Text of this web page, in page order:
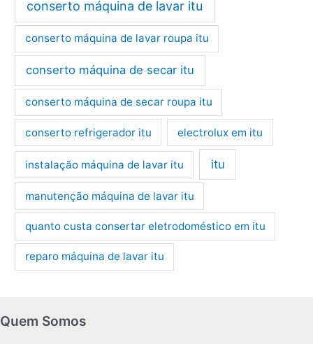
conserto máquina de lavar itu
conserto máquina de lavar roupa itu
conserto máquina de secar itu
conserto máquina de secar roupa itu
conserto refrigerador itu electrolux em itu
instalação máquina de lavar itu itu
manutenção máquina de lavar itu
quanto custa consertar eletrodoméstico em itu
reparo máquina de lavar itu
Quem Somos